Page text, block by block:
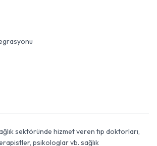
sektöründe hizmet veren tıp doktorları,
psikologlar vb. sağlık